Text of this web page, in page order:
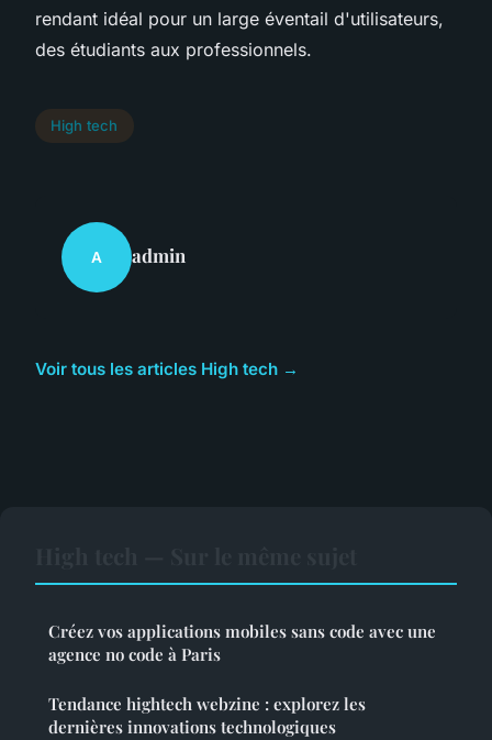
rendant idéal pour un large éventail d'utilisateurs,
des étudiants aux professionnels.
High tech
A admin
Voir tous les articles High tech →
Créez vos applications mobiles sans code avec une
agence no code à Paris
Tendance hightech webzine : explorez les
dernières innovations technologiques